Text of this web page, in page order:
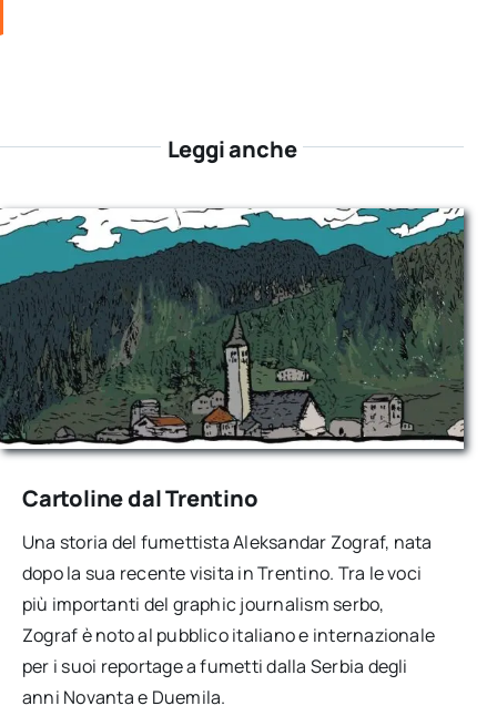
Leggi anche
Cartoline dal Trentino
Una storia del fumettista Aleksandar Zograf, nata
dopo la sua recente visita in Trentino. Tra le voci
più importanti del graphic journalism serbo,
Zograf è noto al pubblico italiano e internazionale
per i suoi reportage a fumetti dalla Serbia degli
anni Novanta e Duemila.